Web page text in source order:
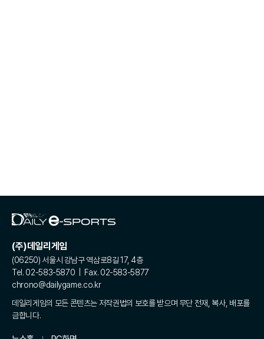
(주)데일리게임
(06250) 서울시 강남구 역삼로8길 17, 4층
Tel. 02-583-5870 | Fax. 02-583-5877
chrono@dailygame.co.kr
데일리게임의 모든 콘텐츠는 저작권법의 보호를 받으며 무단 전재, 복사, 배포를
금합니다.